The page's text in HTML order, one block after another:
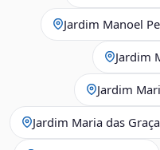
Jardim Manoel
Jardim
Jardim
Jardim Maria das